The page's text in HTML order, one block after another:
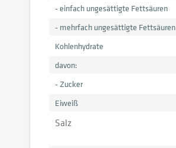
- einfach ungesättigte Fettsäuren
- mehrfach ungesättigte Fettsäuren
Kohlenhydrate
davon:
- Zucker
Eiweiß
Salz